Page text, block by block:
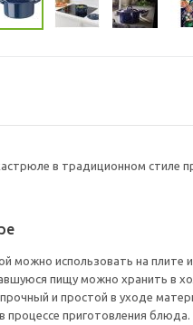
в традиционном стиле
можно использовать на плите
пищу можно хранить в
и простой в уходе
процессе приготовления блюда.